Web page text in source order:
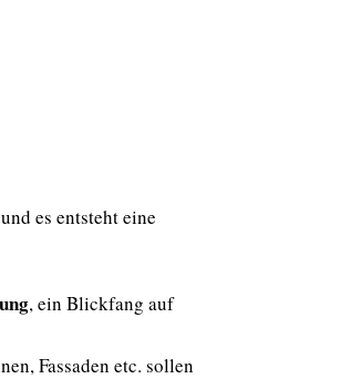
es entsteht eine
, ein Blickfang auf
Fassaden etc. sollen